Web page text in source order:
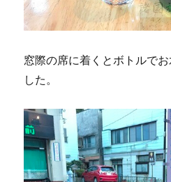
窓際の席に着くとボトルで
した。